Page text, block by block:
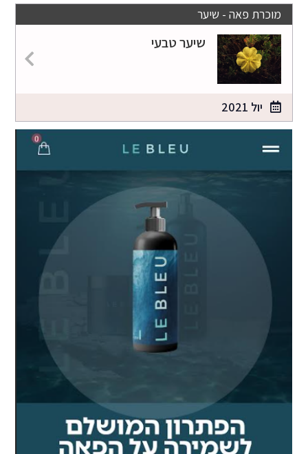
מוכרת פאה - שיער
שיער טבעי
יול 2021